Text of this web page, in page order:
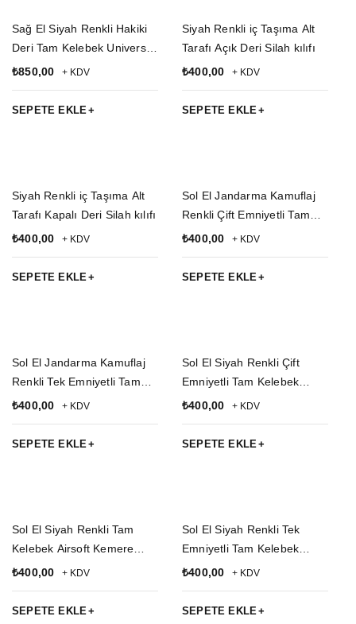
Sağ El Siyah Renkli Hakiki
Deri Tam Kelebek Universal
Kemere Geçirmeli Silah
₺850,00 + KDV
SEPETE EKLE
Siyah Renkli iç Taşıma Alt
Tarafı Açık Deri Silah kılıfı
₺400,00 + KDV
SEPETE EKLE
Siyah Renkli iç Taşıma Alt
Tarafı Kapalı Deri Silah kılıfı
₺400,00 + KDV
SEPETE EKLE
Sol El Jandarma Kamuflaj
Renkli Çift Emniyetli Tam
Kelebek Airsoft Palaskaya
Silah Kılıfı
₺400,00 + KDV
SEPETE EKLE
Sol El Jandarma Kamuflaj
Renkli Tek Emniyetli Tam
Kelebek Airsoft Palaskaya
Silah Kılıfı
₺400,00 + KDV
SEPETE EKLE
Sol El Siyah Renkli Çift
Emniyetli Tam Kelebek
Airsoft Palaskaya Kemere
Kılıfı
₺400,00 + KDV
SEPETE EKLE
Sol El Siyah Renkli Tam
Kelebek Airsoft Kemere
Geçirmeli impertex Silah
₺400,00 + KDV
SEPETE EKLE
Sol El Siyah Renkli Tek
Emniyetli Tam Kelebek
Airsoft Palaskaya Kemere
Kılıfı
₺400,00 + KDV
SEPETE EKLE